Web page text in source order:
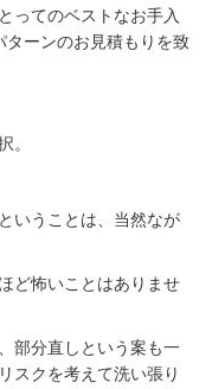
ってのベストなお手入
ターンのお見積もりを致
いうことは、当然なが
ど怖いことはありませ
部分直しという案も一
スクを考えて洗い張り